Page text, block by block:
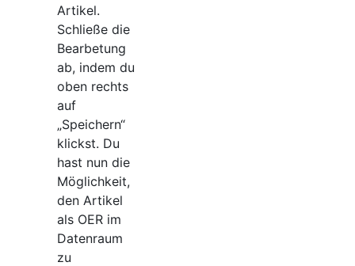
Artikel.
Schließe die
Bearbetung
ab, indem du
oben rechts
auf
„Speichern“
klickst. Du
hast nun die
Möglichkeit,
den Artikel
als OER im
Datenraum
zu